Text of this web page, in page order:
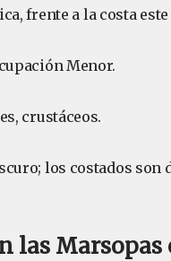
frente a la costa este
Menor.
crustáceos.
los costados
las Marsopas